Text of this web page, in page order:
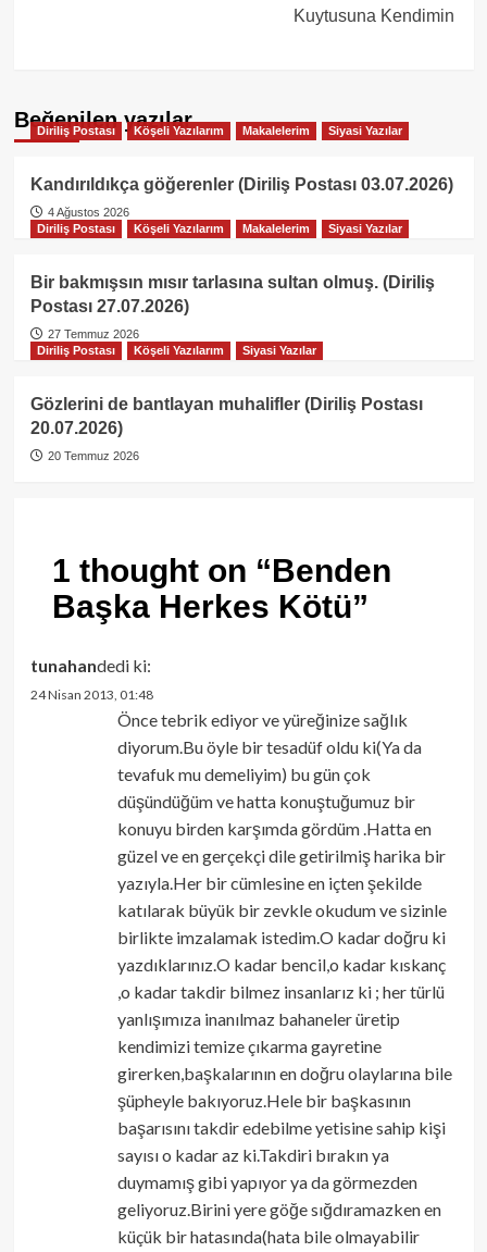
Kuytusuna Kendimin
Beğenilen yazılar
Diriliş Postası Köşeli Yazılarım Makalelerim Siyasi Yazılar
Kandırıldıkça göğerenler (Diriliş Postası 03.07.2026)
4 Ağustos 2026
Diriliş Postası
Köşeli Yazılarım Makalelerim Siyasi Yazılar
Bir bakmışsın mısır tarlasına sultan olmuş. (Diriliş
Postası 27.07.2026)
27 Temmuz 2026
Diriliş Postası
Köşeli Yazılarım Siyasi Yazılar
Gözlerini de bantlayan muhalifler (Diriliş Postası
20.07.2026)
20 Temmuz 2026
1 thought on “Benden
Başka Herkes Kötü”
tunahandedi ki:
24 Nisan 2013, 01:48
Önce tebrik ediyor ve yüreğinize sağlık
diyorum.Bu öyle bir tesadüf oldu ki(Ya da
tevafuk mu demeliyim) bu gün çok
düşündüğüm ve hatta konuştuğumuz bir
konuyu birden karşımda gördüm .Hatta en
güzel ve en gerçekçi dile getirilmiş harika bir
yazıyla.Her bir cümlesine en içten şekilde
katılarak büyük bir zevkle okudum ve sizinle
birlikte imzalamak istedim.O kadar doğru ki
yazdıklarınız.O kadar bencil,o kadar kıskanç
,o kadar takdir bilmez insanlarız ki ; her türlü
yanlışımıza inanılmaz bahaneler üretip
kendimizi temize çıkarma gayretine
girerken,başkalarının en doğru olaylarına bile
şüpheyle bakıyoruz.Hele bir başkasının
başarısını takdir edebilme yetisine sahip kişi
sayısı o kadar az ki.Takdiri bırakın ya
duymamış gibi yapıyor ya da görmezden
geliyoruz.Birini yere göğe sığdıramazken en
küçük bir hatasında(hata bile olmayabilir